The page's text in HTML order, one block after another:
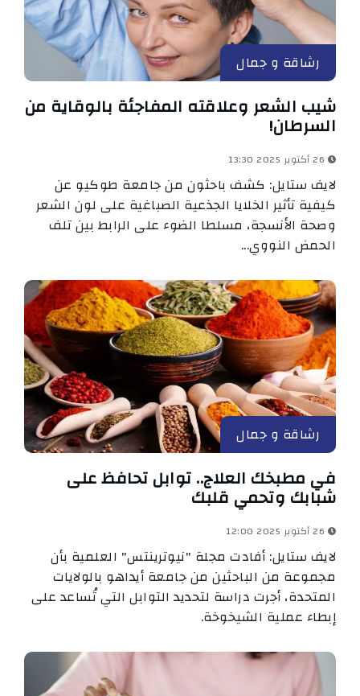
رشاقة و جمال
شيب الشعر وعلاقته المفاجئة بالوقاية من
السرطان!
لايف ستايل: كشف باحثون من جامعة طوكيو عن
كيفية تأثير الخلايا الجذعية الصباغية على لون الشعر
وصحة الأنسجة، مسلطا الضوء على الرابط بين تلف
الحمض النووي...
رشاقة و جمال
في مطبخك العلاج.. توابل تحافظ على
شبابك وتحمي قلبك
لايف ستايل: أفادت مجلة "نيوترينتس" العلمية بأن
مجموعة من الباحثين من جامعة أيداهو بالولايات
المتحدة، أجرت دراسة لتحديد التوابل التي تُساعد على
إبطاء عملية الشيخوخة.